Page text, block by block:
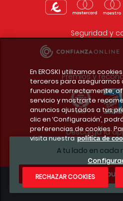
A tu lado en cada
¿Te
Seguridad y
Premios y
Descarga la
Condiciones legales
En EROSKI utilizamos
terceros para asegurarnos
funcione correctamente,
servicio y mostrarte
anuncios ajustados a tus
clic en ‘Configuración’,
preferencias de cookies.
visita nuestra política de
RECHAZAR COOKIES